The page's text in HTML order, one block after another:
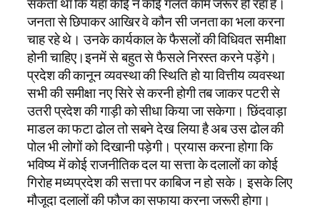
जनता से छिपाकर आखिर वे कौन सी जनता का भला करना
चाह रहे थे। उनके कार्यकाल के फैसलों की विधिवत समीक्षा
होनी चाहिए।इनमें से बहुत से फैसले निरस्त करने पड़ेंगे।
प्रदेश की कानून व्यवस्था की स्थिति हो या वित्तीय व्यवस्था
सभी की समीक्षा नए सिरे से करनी होगी तब जाकर पटरी से
उतरी प्रदेश की गाड़ी को सीधा किया जा सकेगा। छिंदवाड़ा
माडल का फटा ढोल तो सबने देख लिया है अब उस ढोल की
पोल भी लोगों को दिखानी पड़ेगी। प्रयास करना होगा कि
भविष्य में कोई राजनीतिक दल या सत्ता के दलालों का कोई
गिरोह मध्यप्रदेश की सत्ता पर काबिज न हो सके। इसके लिए
मौजूदा दलालों की फौज का सफाया करना जरूरी होगा।